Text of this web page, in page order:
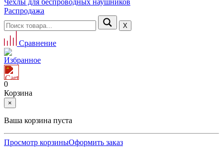
Чехлы для беспроводных наушников
Распродажа
Х
Сравнение
Избранное
0
Корзина
×
Ваша корзина пуста
Просмотр корзиныОформить заказ